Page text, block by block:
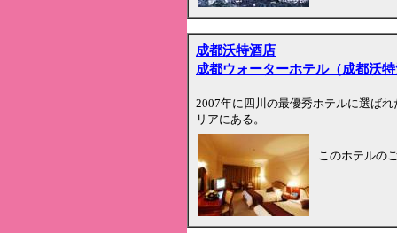
成都沃特酒店
成都ウォーターホテル（成都沃
2007年に四川の最優秀ホテルに選ば
リアにある。
このホテルの